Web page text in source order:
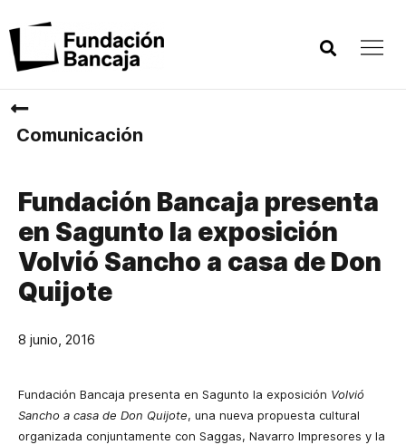
Comunicación
Fundación Bancaja presenta
en Sagunto la exposición
Volvió Sancho a casa de Don
Quijote
8 junio, 2016
Fundación Bancaja presenta en Sagunto la exposición Volvió
Sancho a casa de Don Quijote, una nueva propuesta cultural
organizada conjuntamente con Saggas, Navarro Impresores y la